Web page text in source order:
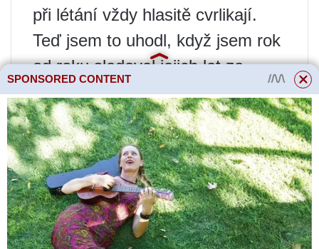
při létání vždy hlasitě cvrlikají.
Teď jsem to uhodl, když jsem rok
od roku sledoval jejich let ze
severu na jih. Chytří ptáci
hlasitým voláním oznamují svým
druhům, že odlétají a volají, aby
se připojili k hejnu. Se zvláštním
výkřikem shromažďují rodiny z
jezer a oznamují nadcházející
SPONSORED CONTENT